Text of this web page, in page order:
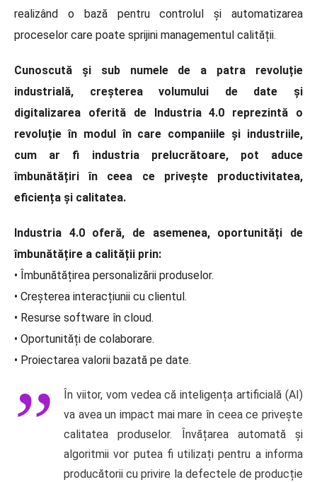
realizând o bază pentru controlul și automatizarea
proceselor care poate sprijini managementul calității.
Cunoscută și sub numele de a patra revoluție
industrială, creșterea volumului de date și
digitalizarea oferită de Industria 4.0 reprezintă o
revoluție în modul în care companiile și industriile,
cum ar fi industria prelucrătoare, pot aduce
îmbunătățiri în ceea ce privește productivitatea,
eficiența și calitatea.
Industria 4.0 oferă, de asemenea, oportunități de
îmbunătățire a calității prin:
• Îmbunătățirea personalizării produselor.
• Creșterea interacțiunii cu clientul.
• Resurse software în cloud.
• Oportunități de colaborare.
• Proiectarea valorii bazată pe date.
În viitor, vom vedea că inteligența artificială (AI)
va avea un impact mai mare în ceea ce privește
calitatea produselor. Învățarea automată și
algoritmii vor putea fi utilizați pentru a informa
producătorii cu privire la defectele de producție